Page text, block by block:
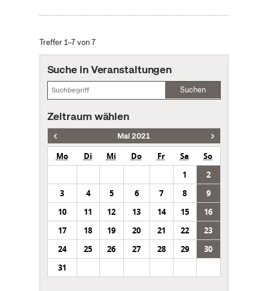
Treffer 1–7 von 7
Suche in Veranstaltungen
Suchen
Zeitraum wählen
Mai 2021
Mo Di Mi Do Fr Sa
So
1
2
3
4 5 6 7 8
9
10
11 12 13 14 15
16
17
18 19 20 21 22
23
24
25 26 27 28 29
30
31